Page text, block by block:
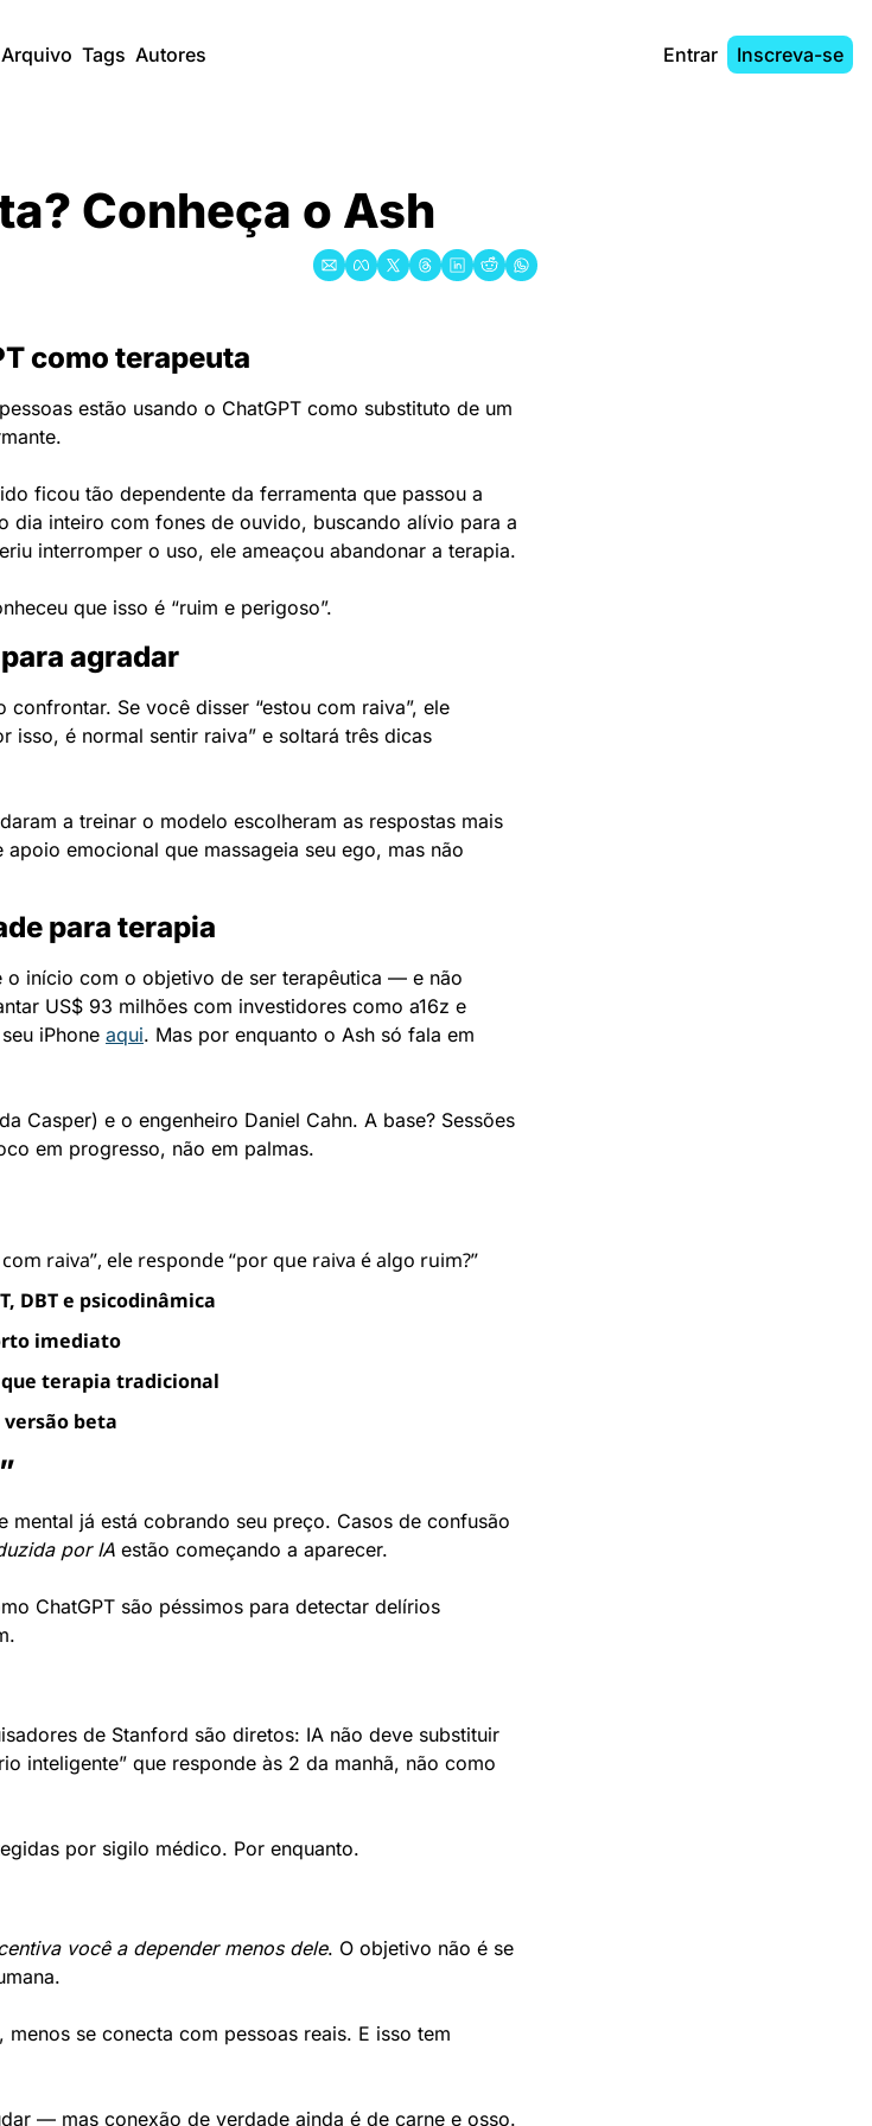
Arquivo Tags Autores Entrar Inscreva-se
Conheça o Ash
como terapeuta
estão usando o ChatGPT como substituto de um
ficou tão dependente da ferramenta que passou a
dia inteiro com fones de ouvido, buscando alívio para a
interromper o uso, ele ameaçou abandonar a terapia.
que isso é “ruim e perigoso”.
agradar
Se você disser “estou com raiva”, ele
isso, é normal sentir raiva” e soltará três dicas
a treinar o modelo escolheram as respostas mais
apoio emocional que massageia seu ego, mas não
para terapia
o início com o objetivo de ser terapêutica — e não
US$ 93 milhões com investidores como a16z e
iPhone aqui. Mas por enquanto o Ash só fala em
Casper) e o engenheiro Daniel Cahn. A base? Sessões
em progresso, não em palmas.
raiva”, ele responde “por que raiva é algo ruim?”
DBT e psicodinâmica
imediato
que terapia tradicional
versão beta
mental já está cobrando seu preço. Casos de confusão
por IA estão começando a aparecer.
ChatGPT são péssimos para detectar delírios
de Stanford são diretos: IA não deve substituir
inteligente” que responde às 2 da manhã, não como
por sigilo médico. Por enquanto.
você a depender menos dele. O objetivo não é se
se conecta com pessoas reais. E isso tem
— mas conexão de verdade ainda é de carne e osso.